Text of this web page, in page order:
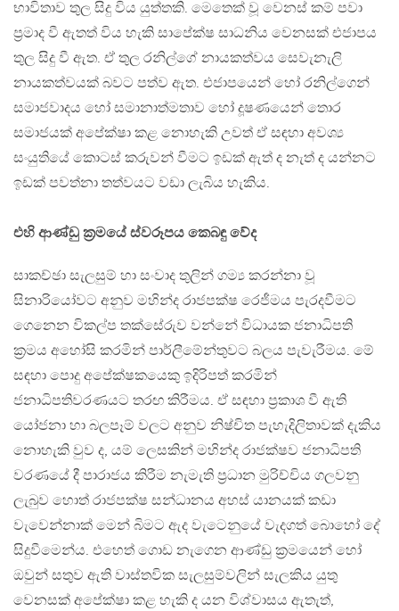
භාවිතාව තුල සිදු විය යුත්තකි. මෙතෙක් වූ වෙනස් කම් පවා
ප්‍රමාද වී ඇතත් විය හැකි සාපේක්ෂ සාධනිය වෙනසක් එජාපය
තුල සිදු වී ඇත. ඒ තුල රනිල්ගේ නායකත්වය සෙවැනැලි
නායකත්වයක් බවට පත්ව ඇත. එජාපයෙන් හෝ රනිල්ගෙන්
සමාජවාදය හෝ සමානාත්මතාව හෝ දූෂණයෙන් තොර
සමාජයක් අපේක්ෂා කළ නොහැකි උවත් ඒ සඳහා අවශ්‍ය
සංයුතියේ කොටස් කරුවන් වීමට ඉඩක් ඇත් ද නැත් ද යන්නට
ඉඩක් පවත්නා තත්වයට වඩා ලැබිය හැකිය.
එහි ආණ්ඩු ක්‍රමයේ ස්වරූපය කෙබඳු වේද
සාකච්ඡා සැලසුම් හා සංවාද තුලින් ගම්‍ය කරන්නා වූ
සිනාරියෝවට අනුව මහින්ද රාජපක්ෂ රෙජීමය පැරදවීමට
ගෙනෙන විකල්ප තක්සේරුව වන්නේ විධායක ජනාධිපති
ක්‍රමය අහෝසි කරමින් පාර්ලීමේන්තුවට බලය පැවැරීමය. මේ
සඳහා පොදු අපේක්ෂකයෙකු ඉදිරිපත් කරමින්
ජනාධිපතිවරණයට තරඟ කිරීමය. ඒ සඳහා ප්‍රකාශ වී ඇති
යෝජනා හා බලපෑම් වලට අනුව නිෂ්චිත පැහැදිලිතාවක් දැකිය
නොහැකි වුව ද, යම් ලෙසකින් මහින්ද රාජක්ෂව ජනාධිපති
වරණයේ දී පාරාජය කිරීම නැමැති ප්‍රධාන මුරිච්චිය ගලවනු
ලැබුව හොත් රාජපක්ෂ සන්ධානය අහස් යානයක් කඩා
වැවෙන්නාක් මෙන් බිමට ඇද වැටෙනුයේ වැදගත් බොහෝ දේ
සිදුවීමෙන්ය. එහෙත් ගොඩ නැගෙන ආණ්ඩු ක්‍රමයෙන් හෝ
ඔවුන් සතුව ඇති වාස්තවික සැලසුම්වලින් සැලකිය යුතු
වෙනසක් අපේක්ෂා කළ හැකි ද යන විශ්වාසය ඇතැත්,